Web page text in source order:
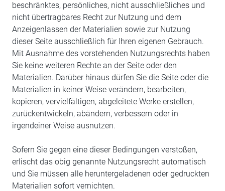
beschränktes, persönliches, nicht ausschließliches und
nicht übertragbares Recht zur Nutzung und dem
Anzeigenlassen der Materialien sowie zur Nutzung
dieser Seite ausschließlich für Ihren eigenen Gebrauch.
Mit Ausnahme des vorstehenden Nutzungsrechts haben
Sie keine weiteren Rechte an der Seite oder den
Materialien. Darüber hinaus dürfen Sie die Seite oder die
Materialien in keiner Weise verändern, bearbeiten,
kopieren, vervielfältigen, abgeleitete Werke erstellen,
zurückentwickeln, abändern, verbessern oder in
irgendeiner Weise ausnutzen.
Sofern Sie gegen eine dieser Bedingungen verstoßen,
erlischt das obig genannte Nutzungsrecht automatisch
und Sie müssen alle heruntergeladenen oder gedruckten
Materialien sofort vernichten.